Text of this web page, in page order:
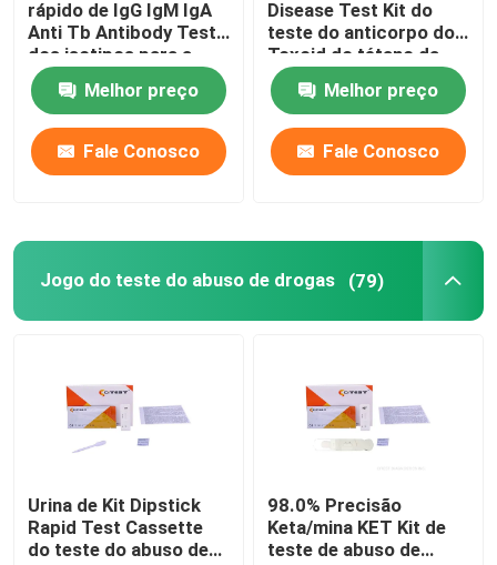
Teste de Immunoassay da fluorescência
Teste rápido do PCR
rápido de IgG IgM IgA
Anti Tb Antibody Test
dos isotipos para a
tuberculose
Melhor preço
Fale Conosco
Disease Test Kit do
teste do anticorpo do
Toxoid do tétano da
WB S P
Melhor preço
Fale Conosco
Jogo do teste do abuso de drogas (79)
Urina de Kit Dipstick
Rapid Test Cassette
do teste do abuso de
98.0% Precisão
Keta/mina KET Kit de
teste de abuso de